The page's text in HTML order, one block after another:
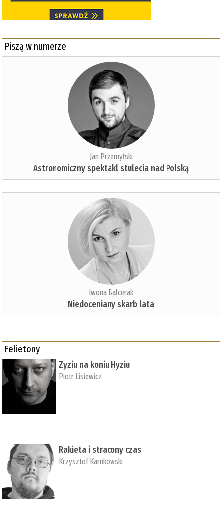
Piszą w numerze
Jan Przemyłski
Astronomiczny spektakl stulecia nad Polską
Iwona Balcerak
Niedoceniany skarb lata
Felietony
Zyziu na koniu Hyziu
Piotr Lisiewicz
Rakieta i stracony czas
Krzysztof Karnkowski